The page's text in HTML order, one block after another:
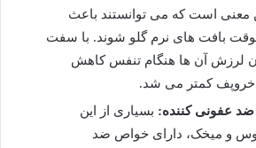
معنی است که می توانستند باعث
بافت های نرم گلو شوند. با سفت
لرزش آن ها هنگام تنفس کاهش
خروپف کمتر می شد.
ضد عفونی کننده: بسیاری از این
و میخک، دارای خواص ضد